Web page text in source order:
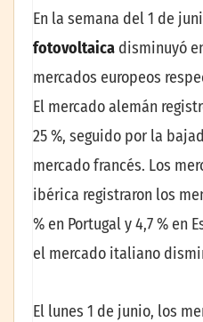
En la semana del 1 de
fotovoltaica disminuyó
mercados europeos
El mercado alemán
25 %, seguido por la
mercado francés. Los
ibérica registraron los
% en Portugal y 4,7 % en
el mercado italiano
El lunes 1 de junio, los